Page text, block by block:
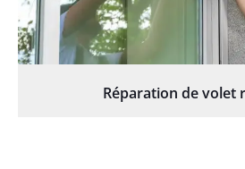
Réparation de volet